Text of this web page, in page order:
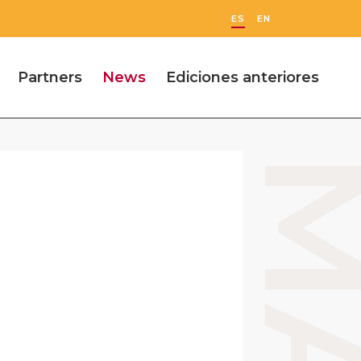
ES EN
Partners News Ediciones anteriores